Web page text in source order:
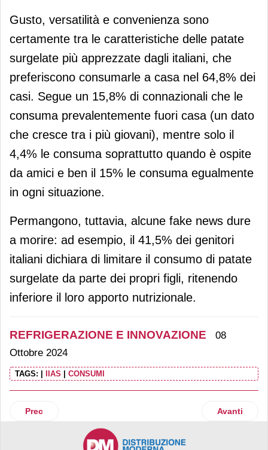
Gusto, versatilità e convenienza sono
certamente tra le caratteristiche delle patate
surgelate più apprezzate dagli italiani, che
preferiscono consumarle a casa nel 64,8% dei
casi. Segue un 15,8% di connazionali che le
consuma prevalentemente fuori casa (un dato
che cresce tra i più giovani), mentre solo il
4,4% le consuma soprattutto quando è ospite
da amici e ben il 15% le consuma egualmente
in ogni situazione.
Permangono, tuttavia, alcune fake news dure
a morire: ad esempio, il 41,5% dei genitori
italiani dichiara di limitare il consumo di patate
surgelate da parte dei propri figli, ritenendo
inferiore il loro apporto nutrizionale.
REFRIGERAZIONE E INNOVAZIONE
08
Ottobre 2024
TAGS: IIAS CONSUMI
Articolo precedente: Epta espone a Chillventa 2024 la sua
Prec Articolo
Avanti